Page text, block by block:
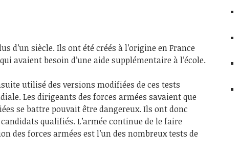
d’un siècle. Ils ont été créés à l’origine en France
avaient besoin d’une aide supplémentaire à l’école.
utilisé des versions modifiées de ces tests
Les dirigeants des forces armées savaient que
se battre pouvait être dangereux. Ils ont donc
qualifiés. L’armée continue de le faire
des forces armées est l’un des nombreux tests de